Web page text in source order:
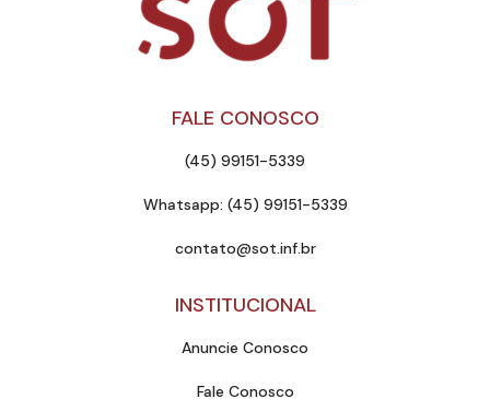
FALE CONOSCO
(45) 99151-5339
Whatsapp: (45) 99151-5339
contato@sot.inf.br
INSTITUCIONAL
Anuncie Conosco
Fale Conosco